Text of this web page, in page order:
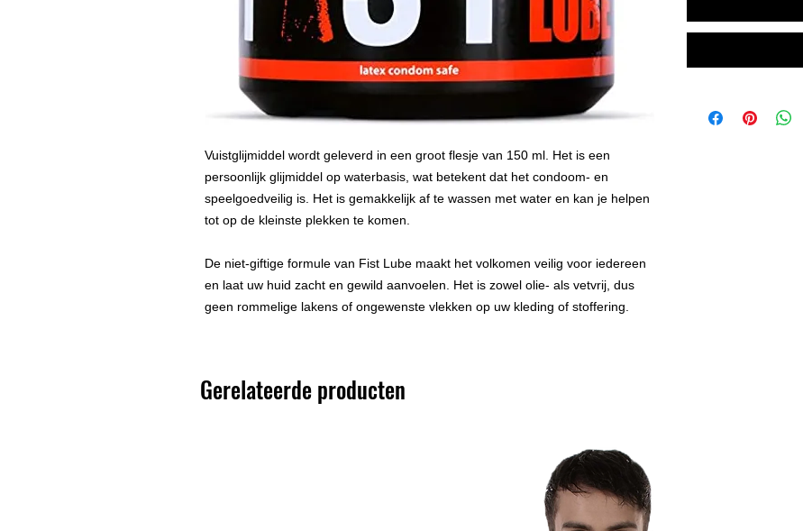
Vuistglijmiddel wordt geleverd in een groot flesje van 150 ml. Het is een
persoonlijk glijmiddel op waterbasis, wat betekent dat het condoom- en
speelgoedveilig is. Het is gemakkelijk af te wassen met water en kan je helpen
tot op de kleinste plekken te komen.
De niet-giftige formule van Fist Lube maakt het volkomen veilig voor iedereen
en laat uw huid zacht en gewild aanvoelen. Het is zowel olie- als vetvrij, dus
geen rommelige lakens of ongewenste vlekken op uw kleding of stoffering.
Gerelateerde producten